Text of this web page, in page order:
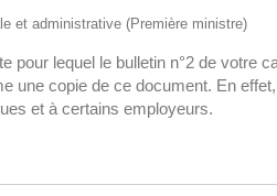
et administrative (Première ministre)
pour lequel le bulletin n°2 de votre
une copie de ce document. En
et à certains employeurs.